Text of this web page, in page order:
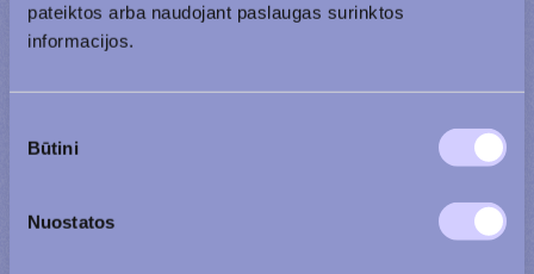
pateiktos arba naudojant paslaugas surinktos
informacijos.
pasirinkimas
Būtini
Nuostatos
El. paštas